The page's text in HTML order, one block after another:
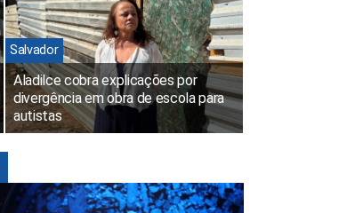
Salvador
Aladilce cobra explicações por
divergência em obra de escola para
autistas